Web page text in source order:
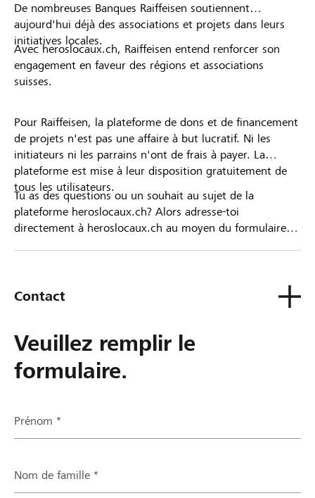
De nombreuses Banques Raiffeisen soutiennent
aujourd'hui déjà des associations et projets dans leurs
initiatives locales.
Avec heroslocaux.ch, Raiffeisen entend renforcer son
engagement en faveur des régions et associations
suisses.
Pour Raiffeisen, la plateforme de dons et de financement
de projets n'est pas une affaire à but lucratif. Ni les
initiateurs ni les parrains n'ont de frais à payer. La
plateforme est mise à leur disposition gratuitement de
tous les utilisateurs.
Tu as des questions ou un souhait au sujet de la
plateforme heroslocaux.ch? Alors adresse-toi
directement à heroslocaux.ch au moyen du formulaire
Contact
Veuillez remplir le
formulaire.
Prénom *
Nom de famille *